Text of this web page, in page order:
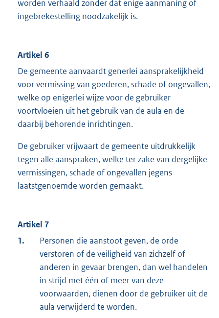
worden verhaald zonder dat enige aanmaning of
ingebrekestelling noodzakelijk is.
Artikel 6
De gemeente aanvaardt generlei aansprakelijkheid
voor vermissing van goederen, schade of ongevallen,
welke op enigerlei wijze voor de gebruiker
voortvloeien uit het gebruik van de aula en de
daarbij behorende inrichtingen.
De gebruiker vrijwaart de gemeente uitdrukkelijk
tegen alle aanspraken, welke ter zake van dergelijke
vermissingen, schade of ongevallen jegens
laatstgenoemde worden gemaakt.
Artikel 7
1.
Personen die aanstoot geven, de orde
verstoren of de veiligheid van zichzelf of
anderen in gevaar brengen, dan wel handelen
in strijd met één of meer van deze
voorwaarden, dienen door de gebruiker uit de
aula verwijderd te worden.